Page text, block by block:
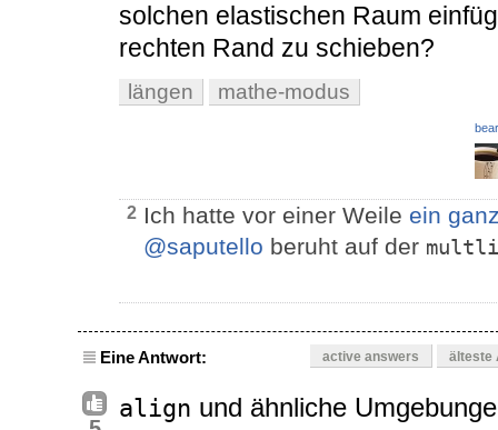
solchen elastischen Raum
rechten Rand zu schieben?
längen mathe-modus
2 Ich hatte vor einer Weile ein
@saputello beruht auf der
Eine Antwort: active answers älteste
align und ähnliche